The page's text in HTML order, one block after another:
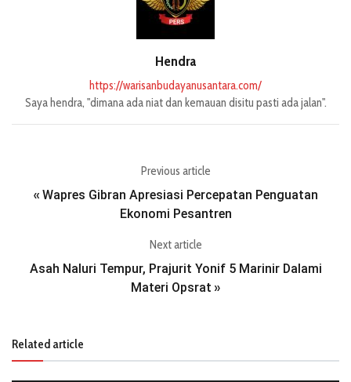
Hendra
https://warisanbudayanusantara.com/
Saya hendra, "dimana ada niat dan kemauan disitu pasti ada jalan".
Previous article
« Wapres Gibran Apresiasi Percepatan Penguatan
Ekonomi Pesantren
Next article
Asah Naluri Tempur, Prajurit Yonif 5 Marinir Dalami
Materi Opsrat »
Related article